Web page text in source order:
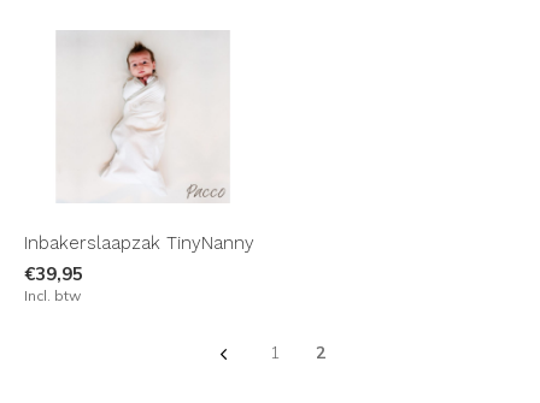
Inbakerslaapzak TinyNanny
€39,95
Incl. btw
1 2